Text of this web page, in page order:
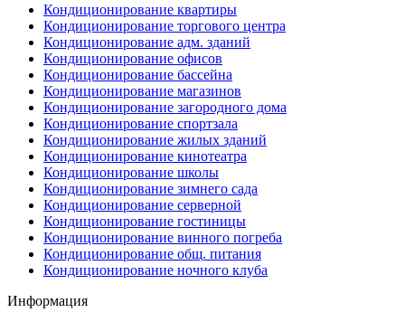
Кондиционирование квартиры
Кондиционирование торгового центра
Кондиционирование адм. зданий
Кондиционирование офисов
Кондиционирование бассейна
Кондиционирование магазинов
Кондиционирование загородного дома
Кондиционирование спортзала
Кондиционирование жилых зданий
Кондиционирование кинотеатра
Кондиционирование школы
Кондиционирование зимнего сада
Кондиционирование серверной
Кондиционирование гостиницы
Кондиционирование винного погреба
Кондиционирование общ. питания
Кондиционирование ночного клуба
Информация